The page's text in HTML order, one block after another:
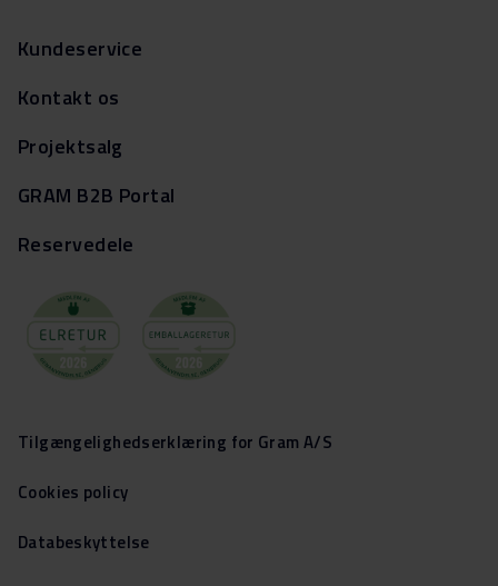
Kundeservice
Kontakt os
Projektsalg
GRAM B2B Portal
Reservedele
Tilgængelighedserklæring for Gram A/S
Cookies policy
Databeskyttelse